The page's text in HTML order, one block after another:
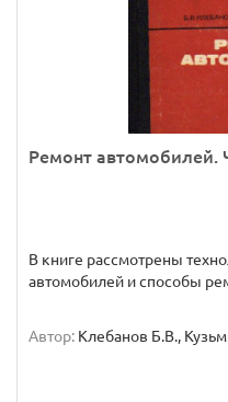
Ремонт автомобилей.
В книге рассмотрены
автомобилей и способы
Автор: Клебанов Б.В.,